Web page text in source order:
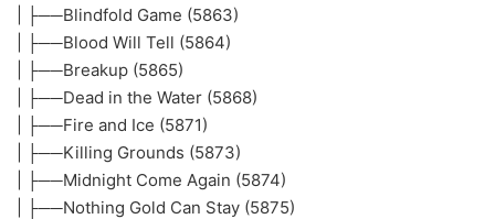
| ├──Blindfold Game (5863)
| ├──Blood Will Tell (5864)
| ├──Breakup (5865)
| ├──Dead in the Water (5868)
| ├──Fire and Ice (5871)
| ├──Killing Grounds (5873)
| ├──Midnight Come Again (5874)
| ├──Nothing Gold Can Stay (5875)